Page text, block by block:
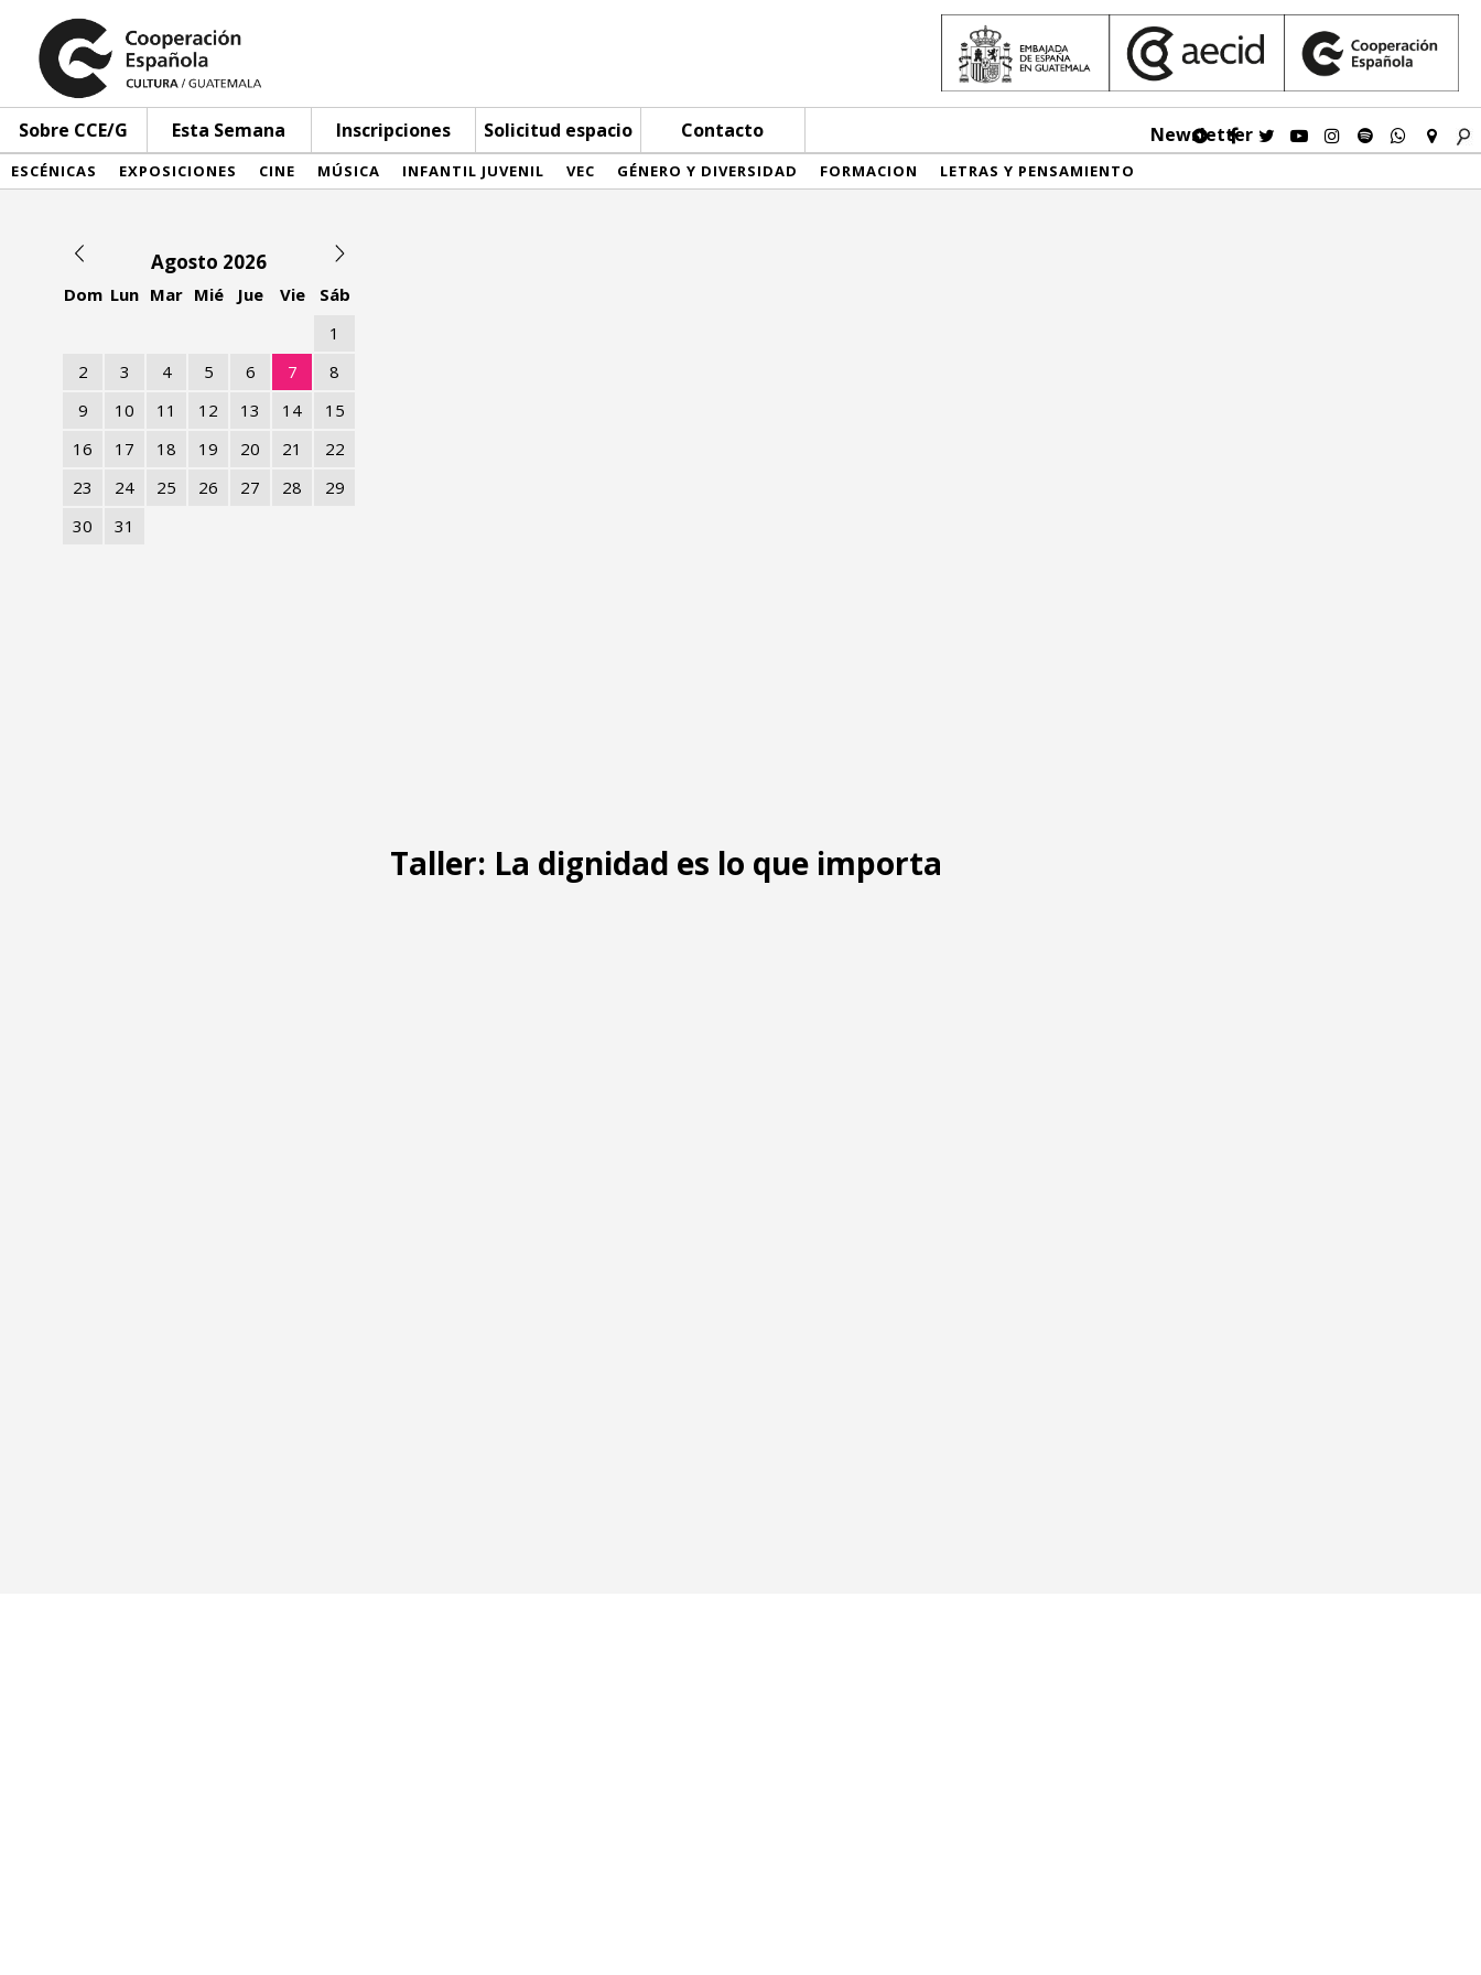
Sobre CCE/G Esta Semana Inscripciones Solicitud espacio Contacto Newsletter
ESCÉNICAS EXPOSICIONES CINE MÚSICA INFANTIL JUVENIL VEC GÉNERO Y DIVERSIDAD FORMACION LETRAS Y PENSAMIENTO
Agosto 2026
Dom Lun Mar Mié Jue Vie
Sáb
1
2
3 4 5 6 7
8
9
10 11 12 13 14
15
16
17 18 19 20 21
22
23
24 25 26 27 28
29
30
31
Taller: La dignidad es lo que importa